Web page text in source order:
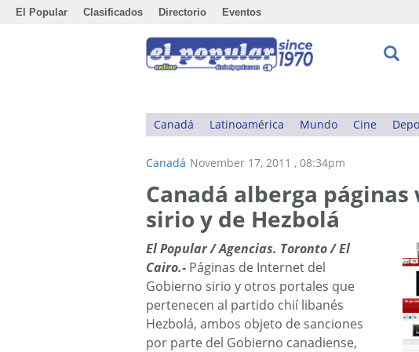
El Popular Clasificados Directorio Eventos
Canadá Latinoamérica Mundo Cine
Canadá November 17, 2011 , 08:34pm
Canadá alberga
sirio y de Hezbolá
El Popular / Agencias. Toronto / El
Cairo.- Páginas de Internet del
Gobierno sirio y otros portales que
pertenecen al partido chií libanés
Hezbolá, ambos objeto de sanciones
por parte del Gobierno canadiense,